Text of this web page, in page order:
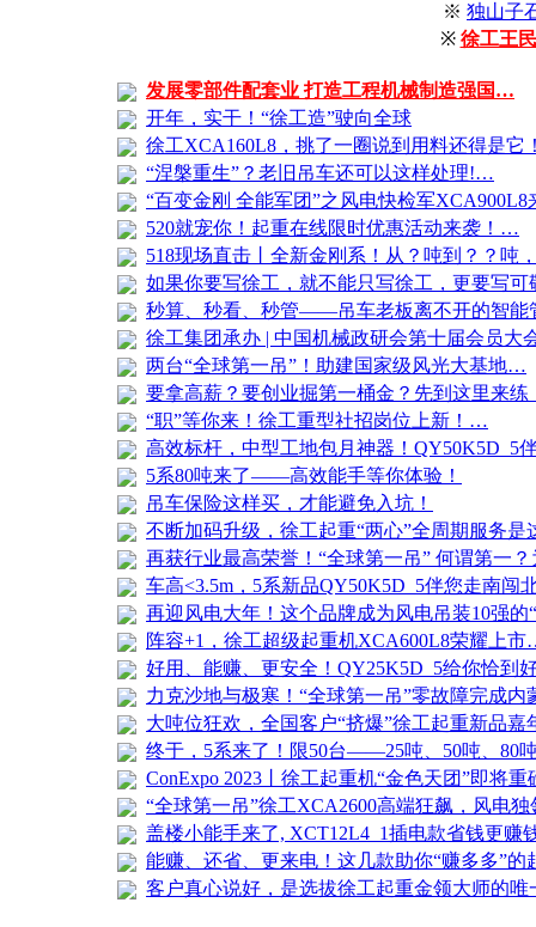
※ 独山子
※ 徐工王
发展零部件配套业 打造工程机械制造强国…
开年，实干！“徐工造”驶向全球
徐工XCA160L8，挑了一圈说到用料还得是
“涅槃重生”？老旧吊车还可以这样处理!…
“百变金刚 全能军团”之风电快检军
520就宠你！起重在线限时优惠活动来袭！…
518现场直击丨全新金刚系！从？吨到？？吨
如果你要写徐工，就不能只写徐工，更要写
秒算、秒看、秒管——吊车老板离不开的智
徐工集团承办 | 中国机械政研会第十届会员大
两台“全球第一吊”！助建国家级风光大基地…
要拿高薪？要创业掘第一桶金？先到这里来
“职”等你来！徐工重型社招岗位上新！…
高效标杆，中型工地包月神器！QY50K5D_5​
5系80吨来了——高效能手等你体验！
吊车保险这样买，才能避免入坑！
不断加码升级，徐工起重“两心”全周期服务
再获行业最高荣誉！“全球第一吊” 何谓第一
车高<3.5m，5系新品QY50K5D_5​伴您走南闯
再迎风电大年！这个品牌成为风电吊装10强
阵容+1，徐工超级起重机XCA600L8荣耀上
好用、能赚、更安全！QY25K5D_5给你恰到
力克沙地与极寒！“全球第一吊”零故障完成
大吨位狂欢，全国客户“挤爆”徐工起重新品
终于，5系来了！限50台——25吨、50吨、80
ConExpo 2023丨徐工起重机“金色天团”即将
“全球第一吊”徐工XCA2600高端狂飙，风电
盖楼小能手来了, XCT12L4_1插电款省钱更赚
能赚、还省、更来电！这几款助你“赚多多”
客户真心说好，是选拔徐工起重金领大师的